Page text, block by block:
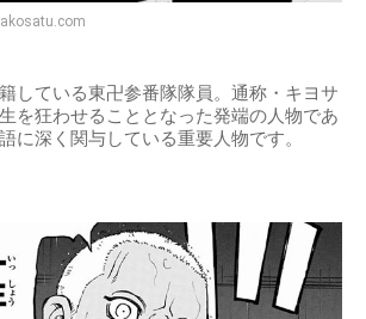
している東卍参番隊隊員。通称・キヨサ
を狂わせることとなった発端の人物であ
に深く関与している重要人物です。